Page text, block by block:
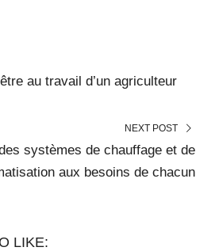
au travail d’un agriculteur
NEXT POST
systèmes de chauffage et de
aux besoins de chacun
LIKE: